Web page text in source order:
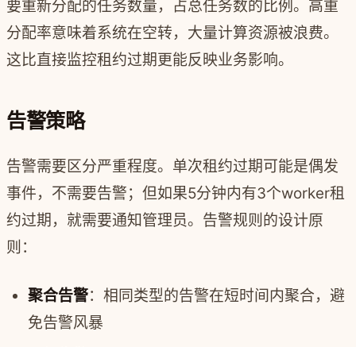
要重新分配的任务数量，占总任务数的比例。高重
分配率意味着系统在空转，大量计算资源被浪费。
这比直接监控租约过期更能反映业务影响。
告警策略
告警需要区分严重程度。单次租约过期可能是偶发
事件，不需要告警；但如果5分钟内有3个worker租
约过期，就需要通知管理员。告警规则的设计原
则：
聚合告警：相同类型的告警在短时间内聚合，避
免告警风暴